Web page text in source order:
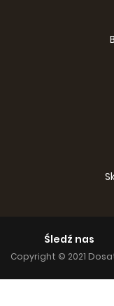
Śledź nas
Copyright © 2021